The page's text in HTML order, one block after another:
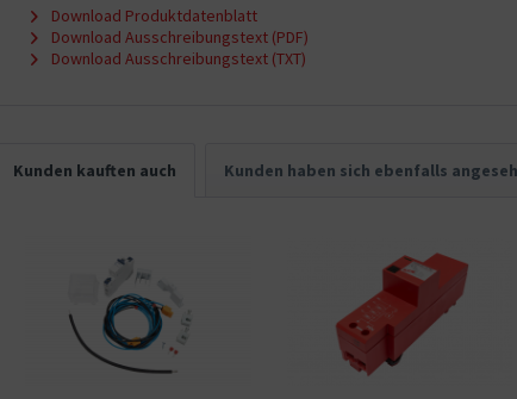
Download Produktdatenblatt
Download Ausschreibungstext (PDF)
Download Ausschreibungstext (TXT)
Kunden kauften auch Kunden haben sich ebenfalls